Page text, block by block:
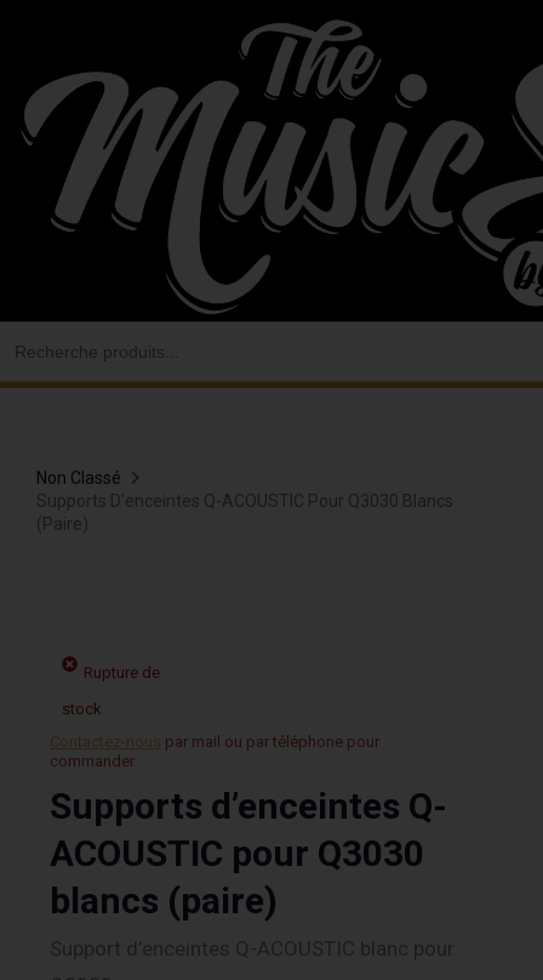
contenu
Non Classé
Supports D’enceintes Q-ACOUSTIC Pour Q3030 Blancs
(paire)
Rupture de
stock
Contactez-nous par mail ou par téléphone pour
commander.
Supports d’enceintes Q-
ACOUSTIC pour Q3030
blancs (paire)
Support d’enceintes Q-ACOUSTIC blanc pour